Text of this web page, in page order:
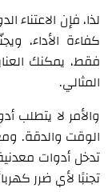
لذا، فإن
كفاءة الأداء،
المثالي.
والأمر لا
الوقت والدقة.
تدخل أدوات
تجنبًا لأي ضرر